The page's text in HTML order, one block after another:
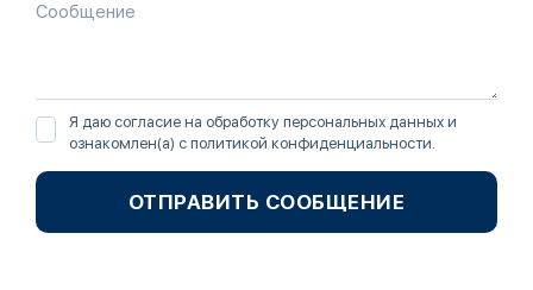
Я даю согласие на обработку персональных данных и
ознакомлен(а) с политикой конфиденциальности
ОТПРАВИТЬ СООБЩЕНИЕ